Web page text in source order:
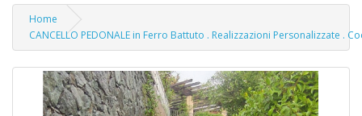
Home
CANCELLO PEDONALE in Ferro Battuto . Realizzazioni Personalizzate .